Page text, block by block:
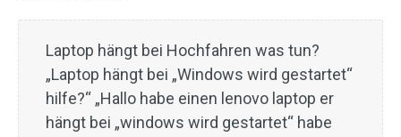
Laptop hängt bei Hochfahren was tun?
„Laptop hängt bei „Windows wird gestartet“
hilfe?“ „Hallo habe einen lenovo laptop er
hängt bei „windows wird gestartet“ habe